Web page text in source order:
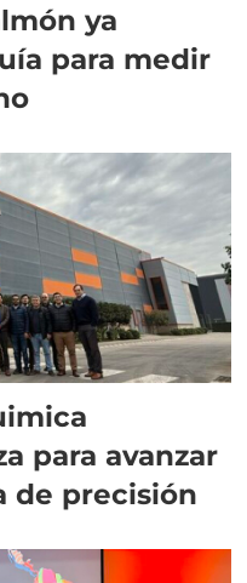
ya
para medir
para avanzar
de precisión